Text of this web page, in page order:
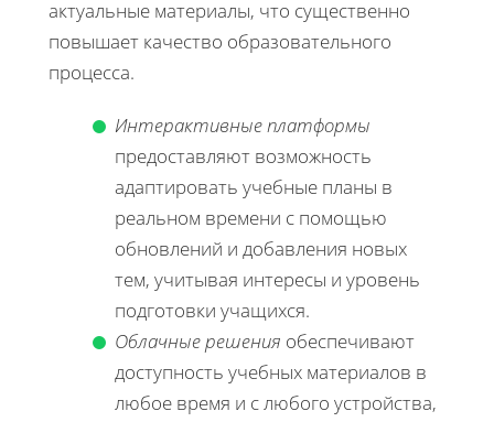
актуальные материалы, что существенно
повышает качество образовательного
процесса.
Интерактивные платформы
предоставляют возможность
адаптировать учебные планы в
реальном времени с помощью
обновлений и добавления новых
тем, учитывая интересы и уровень
подготовки учащихся.
Облачные решения обеспечивают
доступность учебных материалов в
любое время и с любого устройства,